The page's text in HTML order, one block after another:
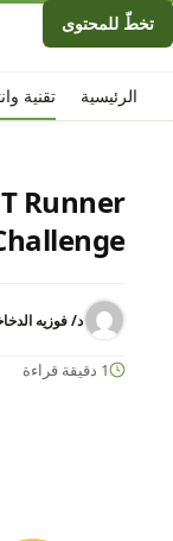
تخطّ للمحتوى
الرئيسية تقنية
د/ فوزيه
1 دقيقة قراءة